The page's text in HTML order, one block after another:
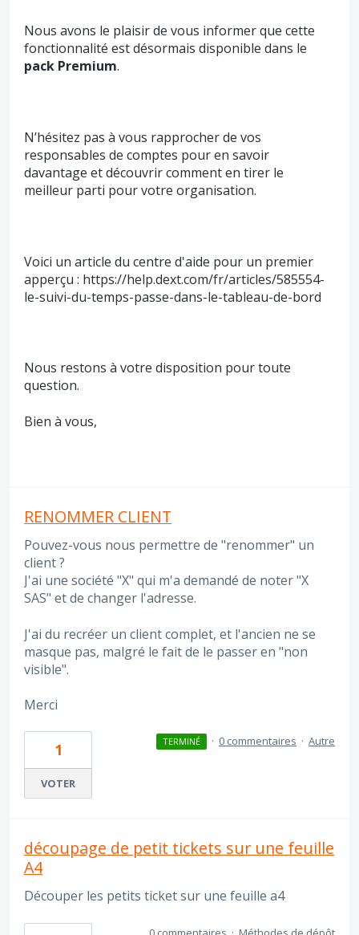
Nous avons le plaisir de vous informer que cette
fonctionnalité est désormais disponible dans le
pack Premium.
N’hésitez pas à vous rapprocher de vos
responsables de comptes pour en savoir
davantage et découvrir comment en tirer le
meilleur parti pour votre organisation.
Voici un article du centre d'aide pour un premier
apperçu : https://help.dext.com/fr/articles/585554-
le-suivi-du-temps-passe-dans-le-tableau-de-bord
Nous restons à votre disposition pour toute
question.
Bien à vous,
RENOMMER CLIENT
Pouvez-vous nous permettre de "renommer" un
client ?
J'ai une société "X" qui m'a demandé de noter "X
SAS" et de changer l'adresse.
J'ai du recréer un client complet, et l'ancien ne se
masque pas, malgré le fait de le passer en "non
visible".
Merci
1
VOTER
TERMINÉ · 0 commentaires · Autre
découpage de petit tickets sur une feuille
A4
Découper les petits ticket sur une feuille a4